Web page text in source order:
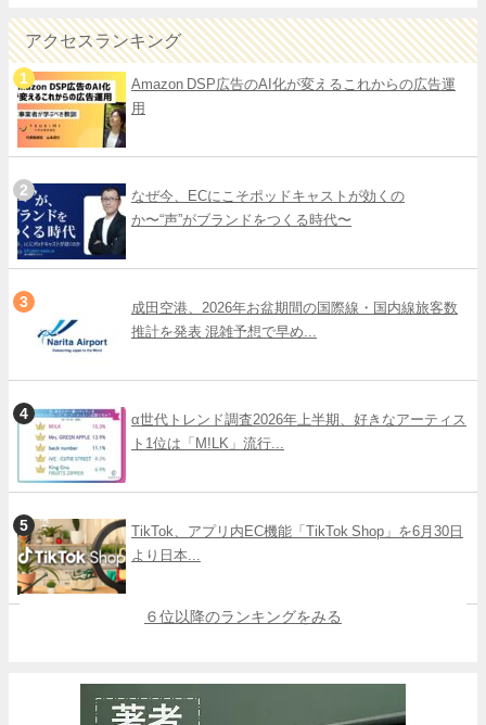
アクセスランキング
Amazon DSP広告のAI化が変えるこれからの広告運
用
なぜ今、ECにこそポッドキャストが効くの
か〜“声”がブランドをつくる時代〜
成田空港、2026年お盆期間の国際線・国内線旅客数
推計を発表 混雑予想で早め...
α世代トレンド調査2026年上半期、好きなアーティス
ト1位は「M!LK」流行...
TikTok、アプリ内EC機能「TikTok Shop」を6月30日
より日本...
６位以降のランキングをみる